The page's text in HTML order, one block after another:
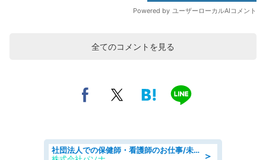
全てのコメントを見る
＞
社団法人での保健師・看護師のお仕事/未経験OK/要資格:普通免許、保健師、正看護師